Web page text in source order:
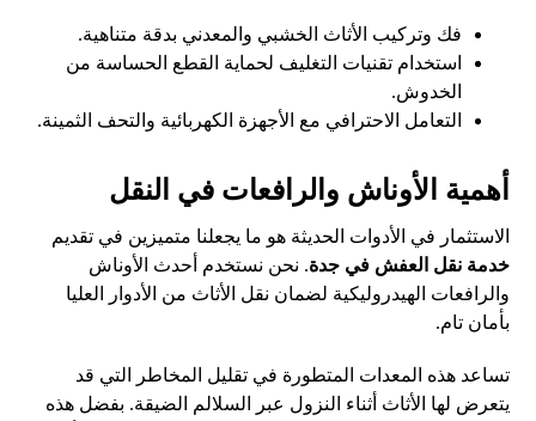
فك وتركيب الأثاث الخشبي والمعدني بدقة متناهية.
استخدام تقنيات التغليف لحماية القطع الحساسة من
الخدوش.
التعامل الاحترافي مع الأجهزة الكهربائية والتحف الثمينة.
أهمية الأوناش والرافعات في النقل
الاستثمار في الأدوات الحديثة هو ما يجعلنا متميزين في تقديم
خدمة نقل العفش في جدة. نحن نستخدم أحدث الأوناش
والرافعات الهيدروليكية لضمان نقل الأثاث من الأدوار العليا
بأمان تام.
تساعد هذه المعدات المتطورة في تقليل المخاطر التي قد
يتعرض لها الأثاث أثناء النزول عبر السلالم الضيقة. بفضل هذه